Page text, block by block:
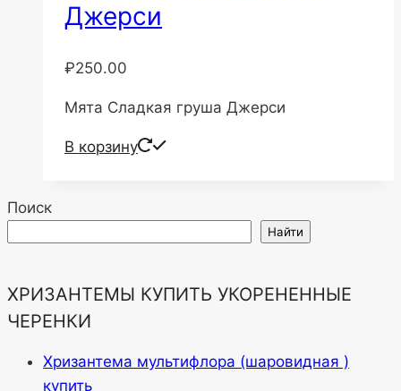
Джерси
₽250.00
Мята Сладкая груша Джерси
В корзину
Поиск
Найти
ХРИЗАНТЕМЫ КУПИТЬ УКОРЕНЕННЫЕ
ЧЕРЕНКИ
Хризантема мультифлора (шаровидная )
купить